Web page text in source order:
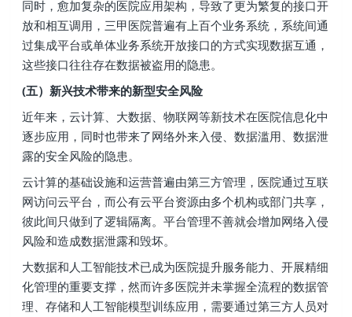
同时，愈加复杂的医院应用架构，导致了更为繁复的接口开
放和相互调用，三甲医院普遍有上百个业务系统，系统间通
过集成平台或单体业务系统开放接口的方式实现数据互通，
这些接口往往存在数据被盗用的隐患。
(五）新兴技术带来的新型安全风险
近年来，云计算、大数据、物联网等新技术在医院信息化中
逐步应用，同时也带来了网络外来入侵、数据滥用、数据泄
露的安全风险的隐患。
云计算的基础设施和运营普遍由第三方管理，医院通过互联
网访问云平台，而公有云平台资源由多个机构或部门共享，
彼此间只做到了逻辑隔离。平台管理不善就会增加网络入侵
风险和造成数据泄露和毁坏。
大数据和人工智能技术已成为医院提升服务能力、开展精细
化管理的重要支撑，然而许多医院并未掌握全流程的数据管
理、存储和人工智能模型训练应用，需要通过第三方人员对